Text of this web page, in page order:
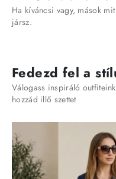
Ha kíváncsi vagy, mások
jársz.
Fedezd fel a
Válogass inspiráló
hozzád illő szettet